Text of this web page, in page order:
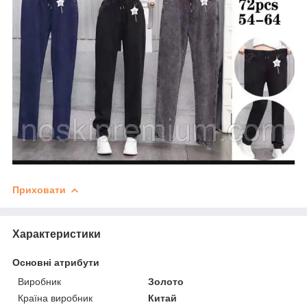
Приховати
Характеристики
Основні атрибути
Виробник
Золото
Країна виробник
Китай